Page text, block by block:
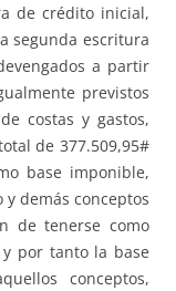
de crédito inicial,
segunda escritura
a partir
previstos
costas y gastos,
de 377.509,95#
base imponible,
demás conceptos
de tenerse como
por tanto la base
conceptos,